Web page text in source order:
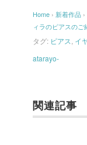
Home › 新着作品 ›
ィラのピアスのご
タグ: ピアス イ
atarayo-
関連記事